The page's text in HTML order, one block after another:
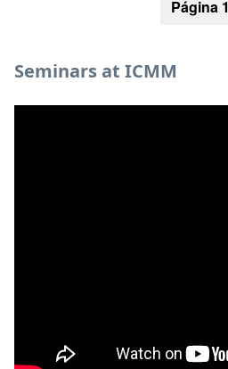
Página 1
Seminars at ICMM